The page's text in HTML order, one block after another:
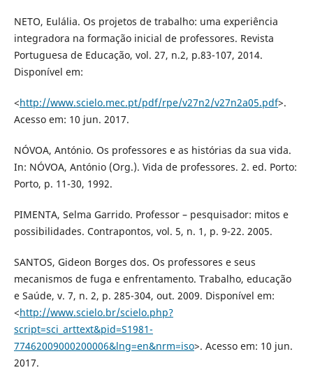
NETO, Eulália. Os projetos de trabalho: uma experiência
integradora na formação inicial de professores. Revista
Portuguesa de Educação, vol. 27, n.2, p.83-107, 2014.
Disponível em:
<http://www.scielo.mec.pt/pdf/rpe/v27n2/v27n2a05.pdf>.
Acesso em: 10 jun. 2017.
NÓVOA, António. Os professores e as histórias da sua vida.
In: NÓVOA, António (Org.). Vida de professores. 2. ed. Porto:
Porto, p. 11-30, 1992.
PIMENTA, Selma Garrido. Professor – pesquisador: mitos e
possibilidades. Contrapontos, vol. 5, n. 1, p. 9-22. 2005.
SANTOS, Gideon Borges dos. Os professores e seus
mecanismos de fuga e enfrentamento. Trabalho, educação
e Saúde, v. 7, n. 2, p. 285-304, out. 2009. Disponível em:
<http://www.scielo.br/scielo.php?
script=sci_arttext&pid=S1981-
77462009000200006&lng=en&nrm=iso>. Acesso em: 10 jun.
2017.